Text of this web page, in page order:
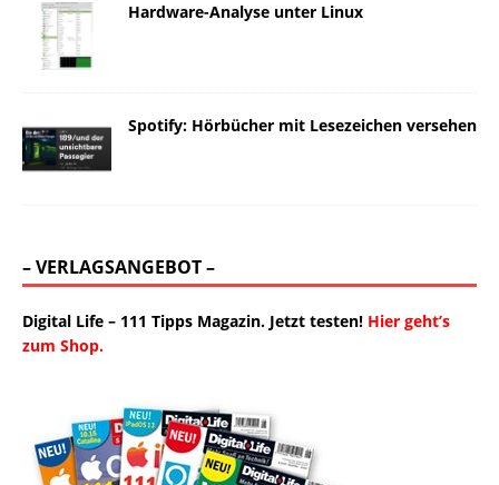
Hardware-Analyse unter Linux
Spotify: Hörbücher mit Lesezeichen versehen
– VERLAGSANGEBOT –
Digital Life – 111 Tipps Magazin. Jetzt testen! Hier geht’s
zum Shop.